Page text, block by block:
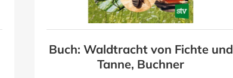
Buch: Waldtracht von Fichte und
Tanne, Buchner